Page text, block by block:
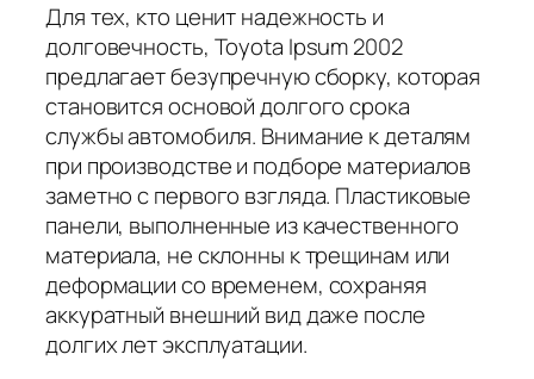
Для тех, кто ценит надежность и
долговечность, Toyota Ipsum 2002
предлагает безупречную сборку, которая
становится основой долгого срока
службы автомобиля. Внимание к деталям
при производстве и подборе материалов
заметно с первого взгляда. Пластиковые
панели, выполненные из качественного
материала, не склонны к трещинам или
деформации со временем, сохраняя
аккуратный внешний вид даже после
долгих лет эксплуатации.